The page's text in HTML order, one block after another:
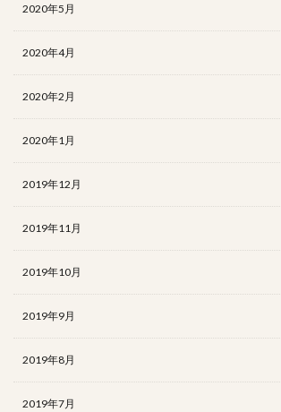
2020年5月
2020年4月
2020年2月
2020年1月
2019年12月
2019年11月
2019年10月
2019年9月
2019年8月
2019年7月